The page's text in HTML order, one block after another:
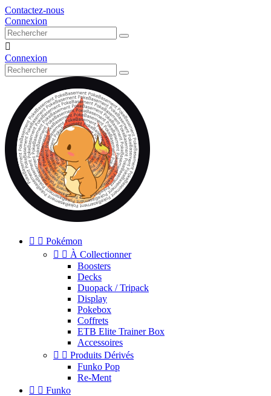
Contactez-nous
Connexion

Connexion
  Pokémon
  À Collectionner
Boosters
Decks
Duopack / Tripack
Display
Pokebox
Coffrets
ETB Elite Trainer Box
Accessoires
  Produits Dérivés
Funko Pop
Re-Ment
  Funko